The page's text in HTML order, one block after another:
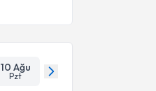
10 Ağu
Pzt